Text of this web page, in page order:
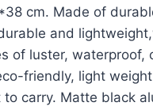
cm. Made of
and
of luster, waterproof,
friendly, light
to carry. Matte black